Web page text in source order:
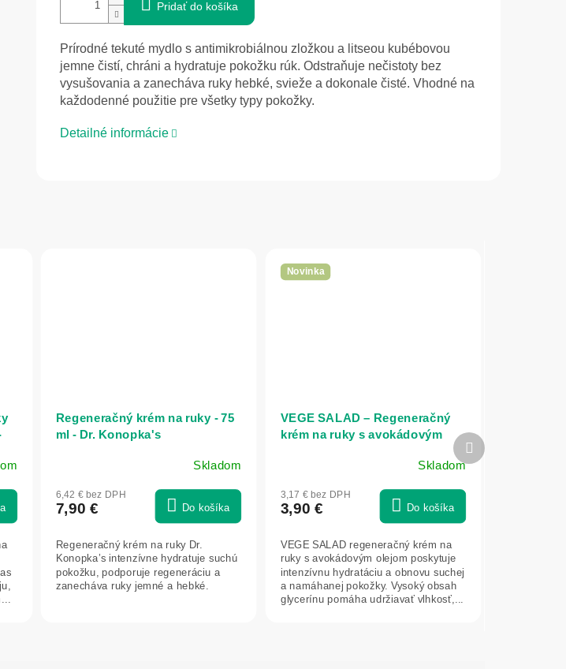
Pridať do košíka
Prírodné tekuté mydlo s antimikrobiálnou zložkou a litseou kubébovou
jemne čistí, chráni a hydratuje pokožku rúk. Odstraňuje nečistoty bez
vysušovania a zanecháva ruky hebké, svieže a dokonale čisté. Vhodné na
každodenné použitie pre všetky typy pokožky.
Detailné informácie
Regeneračný krém na ruky - 75
ml - Dr. Konopka's
Skladom
6,42 € bez DPH
7,90 € Do košíka
Regeneračný krém na ruky Dr.
Konopka’s intenzívne hydratuje suchú
pokožku, podporuje regeneráciu a
zanecháva ruky jemné a hebké.
Novinka
VEGE SALAD – Regeneračný
krém na ruky s avokádovým
Skladom
3,17 € bez DPH
3,90 € Do košíka
VEGE SALAD regeneračný krém na
ruky s avokádovým olejom poskytuje
intenzívnu hydratáciu a obnovu suchej
a namáhanej pokožky. Vysoký obsah
glycerínu pomáha udržiavať vlhkosť,...
Ďalší
produkt